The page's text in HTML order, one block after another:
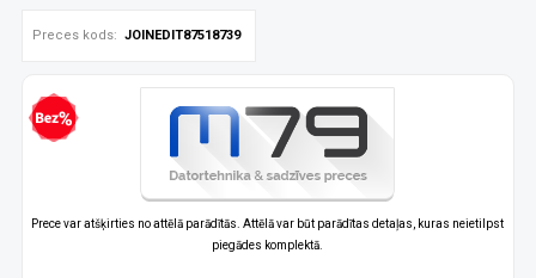
Preces kods: JOINEDIT87518739
kredīts
Prece var atšķirties no attēlā parādītās. Attēlā var būt parādītas detaļas, kuras neietilpst
piegādes komplektā.